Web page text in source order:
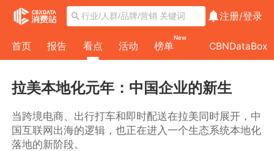
注册/登录
首页 报告 看点 活动 榜单
New
CBNDataBox
拉美本地化元年：中国企业的新生
当跨境电商、出行打车和即时配送在拉美同时展开，中
国互联网出海的逻辑，也正在进入一个生态系统本地化
落地的新阶段。